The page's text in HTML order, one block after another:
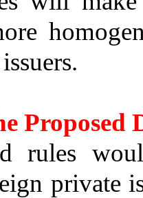
Proposed
rules
private